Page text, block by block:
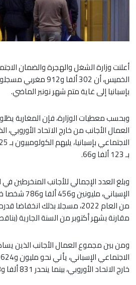
أعلنت وزارة الشغل والهجرة والضمان
الخميس، أن 302 ألفا
بإسبانيا إلى غاية متم شهر نونبر الماضي.
وبحسب معطيات الوزارة، فإن المغاربة
العمال الأجانب من خارج الاتحاد
بـ 123 ألفا و66.
وبلغ العدد الإجمالي للأجانب المنخرطين
الإسباني،
مقارنة بشهر أكتوبر من السنة الجارية (بناقص 0.2
ومن بين مجموع العمال الأجانب الذين
خارج الاتحاد الأوروبي، بينما ينحدر 831 ألفا و888 من بلدان التكتل.